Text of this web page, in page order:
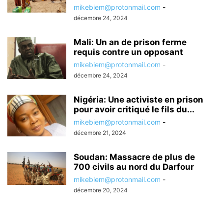
mikebiem@protonmail.com -
décembre 24, 2024
Mali: Un an de prison ferme
requis contre un opposant
mikebiem@protonmail.com -
décembre 24, 2024
Nigéria: Une activiste en prison
pour avoir critiqué le fils du...
mikebiem@protonmail.com -
décembre 21, 2024
Soudan: Massacre de plus de
700 civils au nord du Darfour
mikebiem@protonmail.com -
décembre 20, 2024